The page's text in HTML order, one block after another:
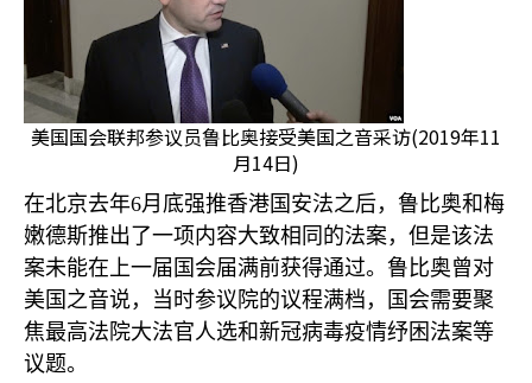
美国国会联邦参议员鲁比奥接受美国之音采访(2019年11
月14日)
在北京去年6月底强推香港国安法之后，鲁比奥和梅
嫩德斯推出了一项内容大致相同的法案，但是该法
案未能在上一届国会届满前获得通过。鲁比奥曾对
美国之音说，当时参议院的议程满档，国会需要聚
焦最高法院大法官人选和新冠病毒疫情纾困法案等
议题。